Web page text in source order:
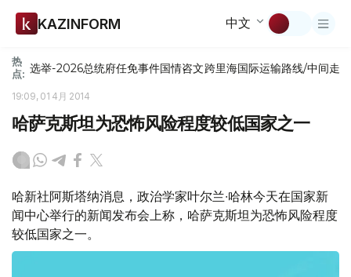
KAZINFORM 中文
热
点: 选举-2026总统府任免事件国情咨文跨里海国际运输路线/中间走廊
19:09, 01 4月 2014
哈萨克斯坦为恐怖风险程度较低国家之一
哈新社阿斯塔纳消息，政治学家叶尔兰∙哈林今天在国家新
闻中心举行的新闻发布会上称，哈萨克斯坦为恐怖风险程度
较低国家之一。